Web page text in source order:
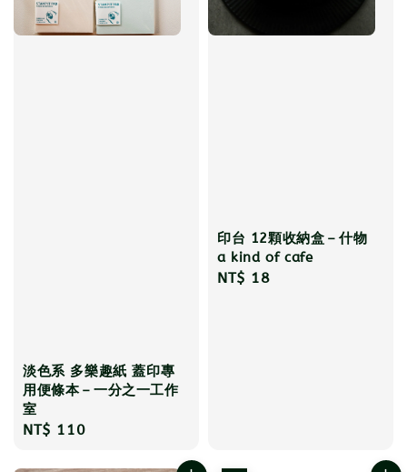
淡色系 多樂趣紙 蓋印專
用便條本－一分之一工作
室
Regular
NT$ 110
印台 12顆收納盒－什物
a kind of cafe
Regular
NT$ 18